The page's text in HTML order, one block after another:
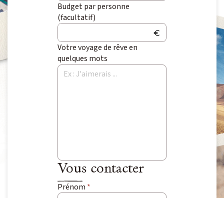
Photo Paysage & Nature
Photo animalière
Au fil de l'eau
Croisière Aventure
Ski & Pulka
Budget par personne
(facultatif)
Votre voyage de rêve en
quelques mots
Vous contacter
Prénom *